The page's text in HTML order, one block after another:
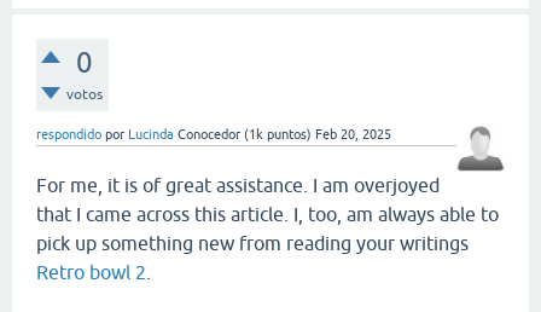
0
votos
respondido por Lucinda Conocedor (1k puntos) Feb 20, 2025
For me, it is of great assistance. I am overjoyed
that I came across this article. I, too, am always able to
pick up something new from reading your writings
Retro bowl 2